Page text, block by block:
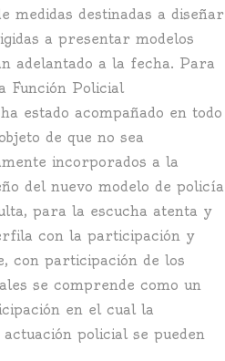
medidas destinadas a diseñar
a presentar modelos
adelantado a la fecha. Para
Función Policial
estado acompañado en todo
de que no sea
incorporados a la
del nuevo modelo de policía
para la escucha atenta y
con la participación y
con participación de los
se comprende como un
en el cual la
policial se pueden